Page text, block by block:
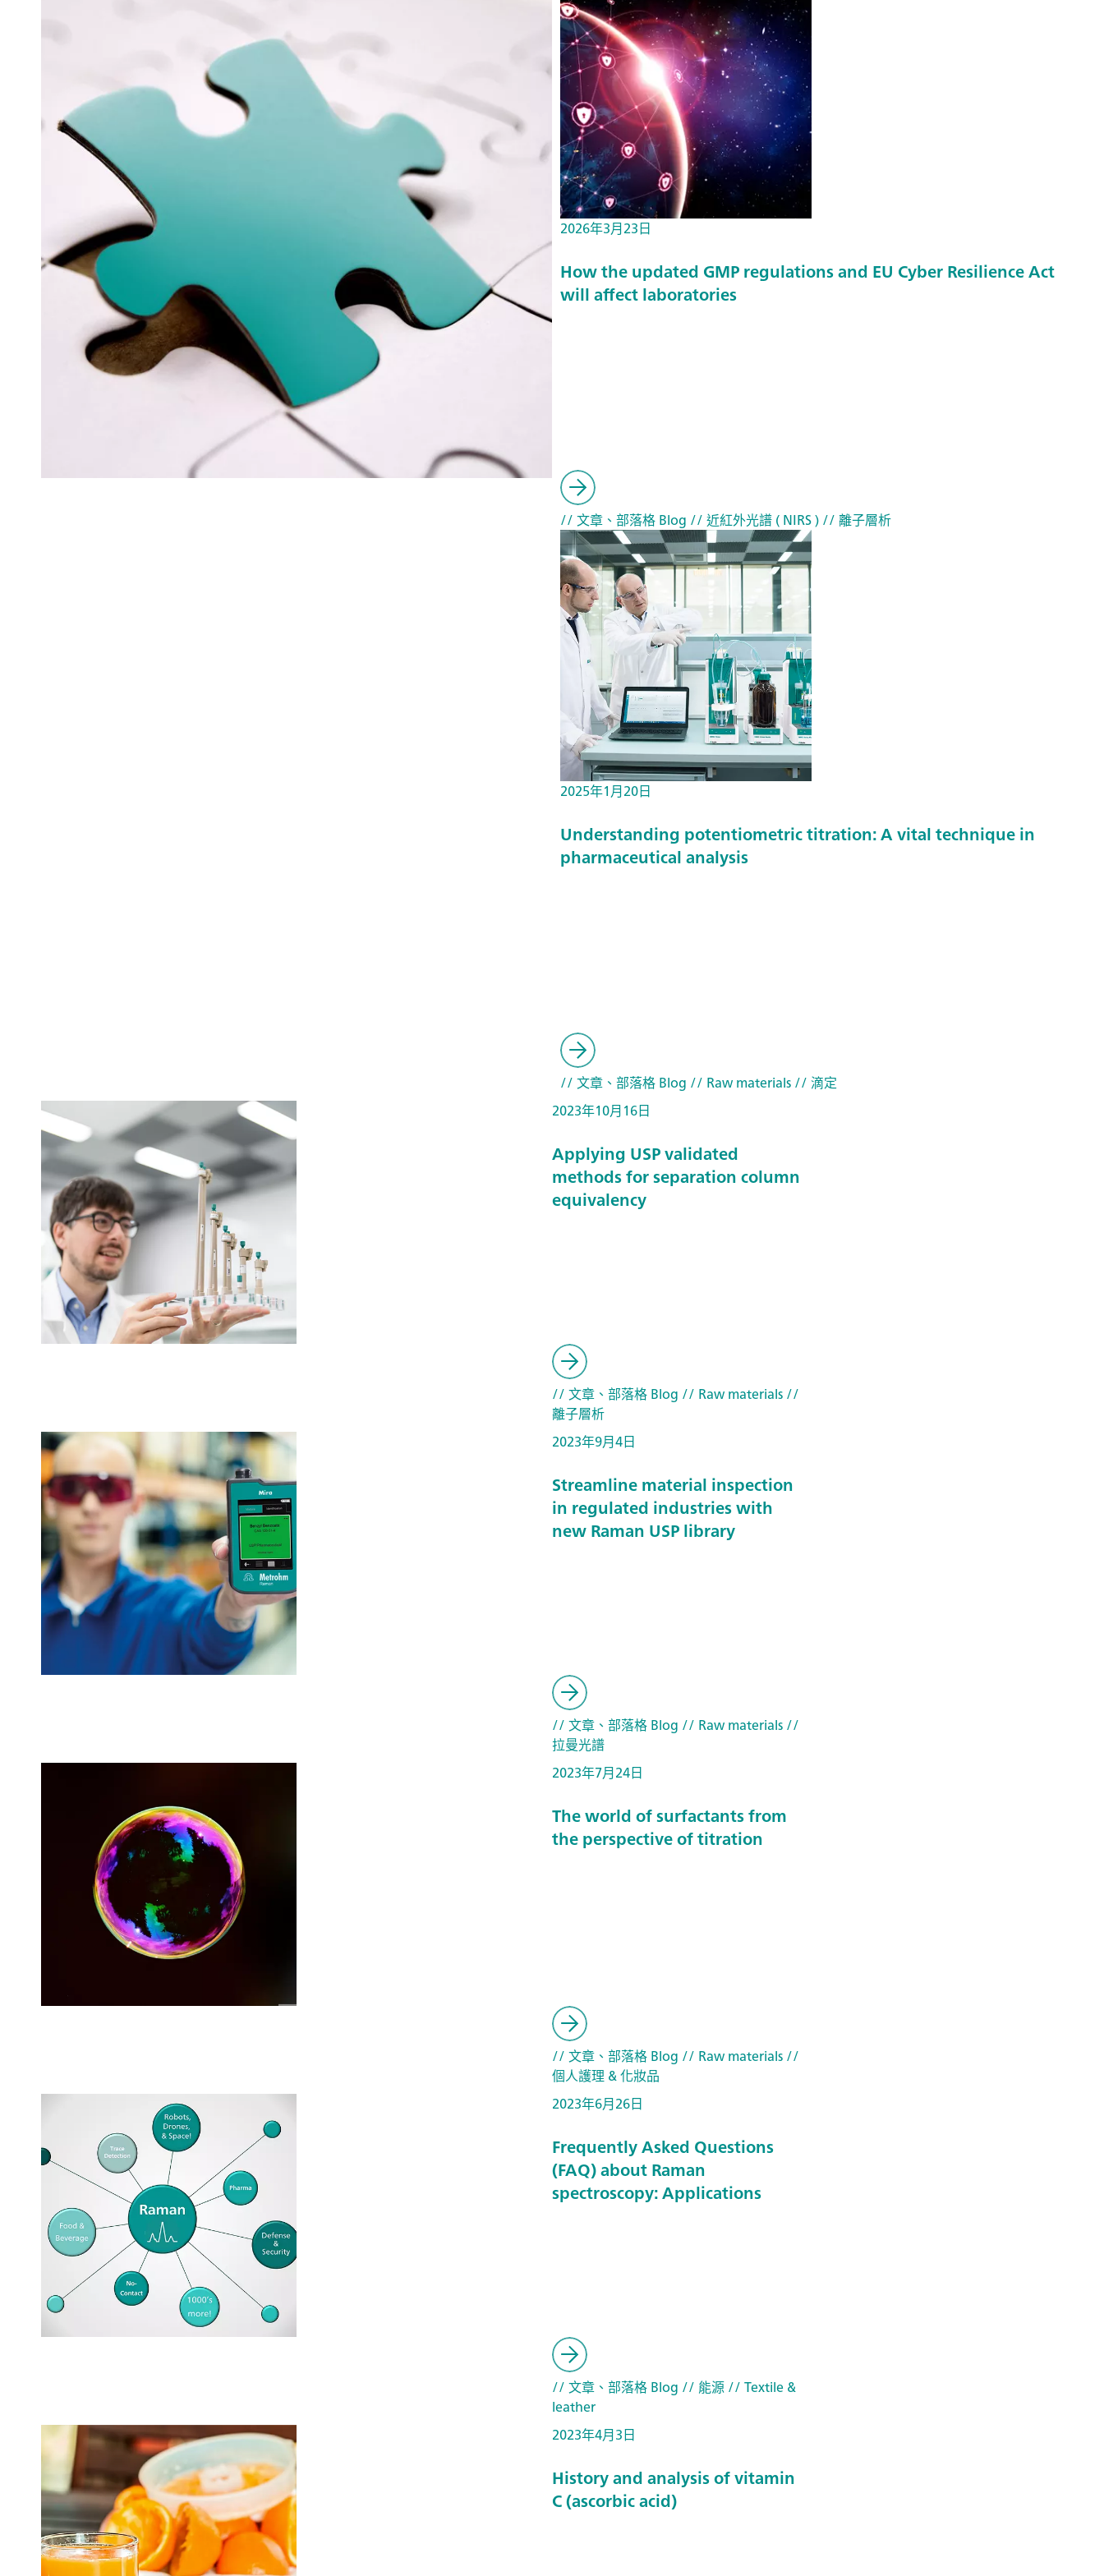
2026年3月23日
How the updated GMP regulations and EU Cyber Resilience Act
will affect laboratories
// 文章、部落格 Blog // 近紅外光譜 ( NIRS )// 離子層析
2025年1月20日
Understanding potentiometric titration: A vital technique in
pharmaceutical analysis
// 文章、部落格 Blog // Raw materials// 滴定
2023年10月16日
Applying USP validated
methods for separation column
equivalency
// 文章、部落格 Blog // Raw materials//
離子層析
2023年9月4日
Streamline material inspection
in regulated industries with
new Raman USP library
// 文章、部落格 Blog // Raw materials//
拉曼光譜
2023年7月24日
The world of surfactants from
the perspective of titration
// 文章、部落格 Blog // Raw materials//
個人護理 & 化妝品
2023年6月26日
Frequently Asked Questions
(FAQ) about Raman
spectroscopy: Applications
// 文章、部落格 Blog // 能源// Textile &
leather
2023年4月3日
History and analysis of vitamin
C (ascorbic acid)